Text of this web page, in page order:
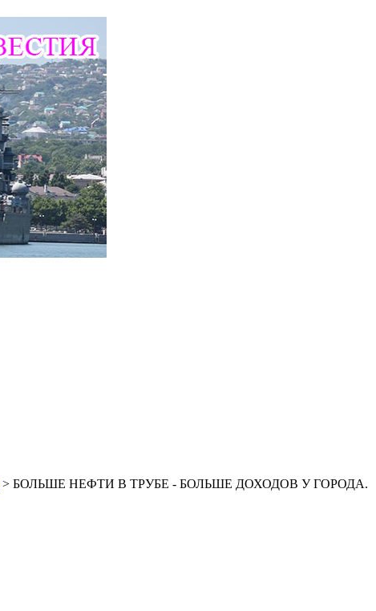
> БОЛЬШЕ НЕФТИ В ТРУБЕ - БОЛЬШЕ ДОХОДОВ У ГОРОДА.